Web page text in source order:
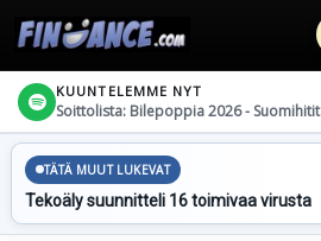
KUUNTELEMME NYT
Soittolista: Bilepoppia 2026 - Suomihitit
TÄTÄ MUUT LUKEVAT
Tekoäly suunnitteli 16 toimivaa virusta